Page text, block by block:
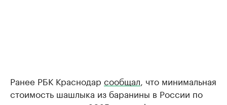
Ранее РБК Краснодар сообщал , что минимальная
стоимость шашлыка из баранины в России по